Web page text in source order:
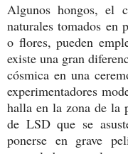
Algunos hongos, el
naturales tomados en
o flores, pueden
existe una gran
cósmica en una
experimentadores
halla en la zona de la
de LSD que se
ponerse en grave